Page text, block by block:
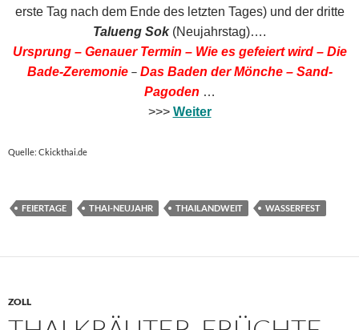
erste Tag nach dem Ende des letzten Tages) und der dritte
Talueng Sok (Neujahrstag)….
Ursprung – Genauer Termin – Wie es gefeiert wird – Die
Bade-Zeremonie– Das Baden der Mönche – Sand-
Pagoden …
>>> Weiter
Quelle: Ckickthai.de
FEIERTAGE THAI-NEUJAHR THAILANDWEIT WASSERFEST
ZOLL